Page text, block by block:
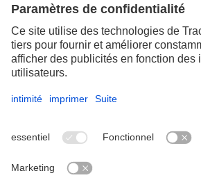
(BE) +32 (0)2 247 05 90
(NL) +31 (0)76 5937090
info-benelux@pferd.com
Protection des données
CGV